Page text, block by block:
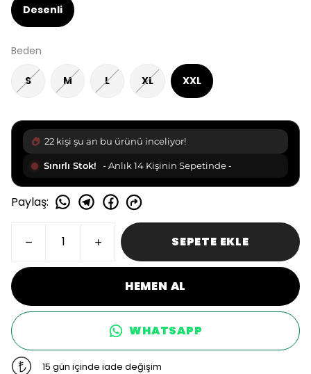
Desenli
Beden
S M L XL XXL
22 kişi şu an bu ürünü inceliyor!
Sınırlı Stok! - Anlık 14 Kişinin Sepetinde -
Paylaş:
SEPETE EKLE
HEMEN AL
WHATSAPP
15 gün içinde iade değişim